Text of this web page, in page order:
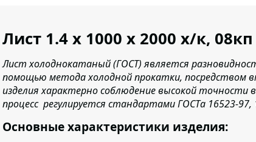
Лист 1.4 х 1000 х 2000 х/к,
Лист холоднокатаный (ГОСТ) является
помощью метода холодной прокатки, посредством
изделия характерно соблюдение высокой точности
процесс регулируется стандартами ГОСТа 16523-97,
Основные характеристики изделия: